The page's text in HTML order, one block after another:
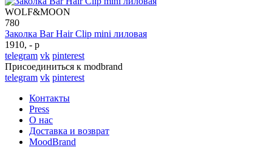
WOLF&MOON
780
Заколка Bar Hair Clip mini лиловая
1910, - р
telegram vk pinterest
Присоединиться к modbrand
telegram vk pinterest
Контакты
Press
О нас
Доставка и возврат
MoodBrand